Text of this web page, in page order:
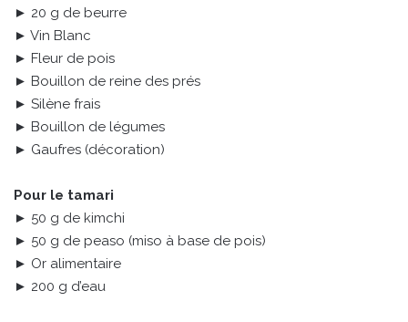
► 20 g de beurre
► Vin Blanc
► Fleur de pois
► Bouillon de reine des prés
► Silène frais
► Bouillon de légumes
► Gaufres (décoration)
Pour le tamari
► 50 g de kimchi
► 50 g de peaso (miso à base de pois)
► Or alimentaire
► 200 g d’eau